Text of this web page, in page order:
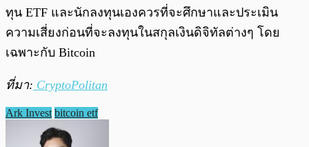
ทุน ETF และนักลงทุนเองควรที่จะศึกษาและประเมิน
ความเสี่ยงก่อนที่จะลงทุนในสกุลเงินดิจิทัลต่างๆ โดย
เฉพาะกับ Bitcoin
ที่มา: CryptoPolitan
Ark Invest bitcoin etf